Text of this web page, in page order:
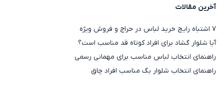
آخرین مقالات
۷ اشتباه رایج خرید لباس در حراج و فروش ویژه
آیا شلوار گشاد برای افراد کوتاه قد مناسب است؟
راهنمای انتخاب لباس مناسب برای مهمانی رسمی
راهنمای انتخاب شلوار بگ مناسب افراد چاق